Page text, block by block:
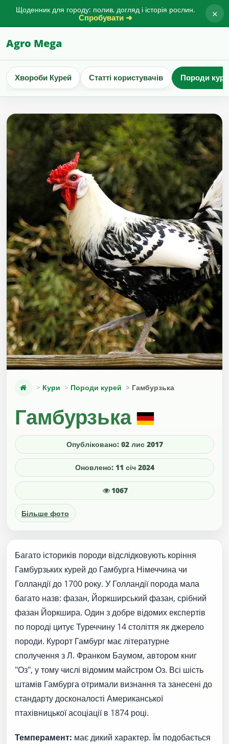
Щоденник для городу: полив, догляд і історія рослин.
Спробувати ➜ ×
Agro Mega
Хвороби Курей Статті користувачів Породи
Кури Породи курей Гамбурзька
Гамбурзька
Опубліковано: 02 лис 2017
Оновлено: 11 січ 2024
1067
Більше фото
Багато істориків породи відслідковують коріння
Гамбурзьких курей до Гамбурга Німеччина чи
Голландії до 1700 року. У Голландії порода мала
багато назв: фазан, Йоркширський фазан, срібний
фазан Йоркшира. Один з добре відомих експертів
по породі цитує Туреччину 14 століття як джерело
породи. Курорт Гамбург має літературне
сполучення з Л. Франком Баумом, автором книг
"Оз", у тому числі відомим майстром Оз. Всі шість
штамів Гамбурга отримали визнання та занесені до
стандарту досконалості Американської
птахівницької асоціації в 1874 році.
Темперамент: має дикий характер. Їм подобається